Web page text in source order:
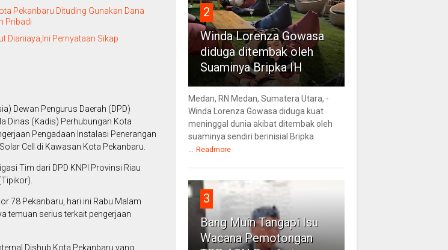
Pekanbaru Dituding Gunakan Dana
Pribadi
Dianiaya,Ini Pernyataan Sikap
Dewan Pengurus Daerah (DPD)
Dinas (Kadis) Perhubungan Kota
Pengadaan Instalasi Penerangan
Cell di Kawasan Kota Pekanbaru.
Tim dari DPD KNPI Provinsi Riau
78 Pekanbaru, hari ini Rabu Malam
temuan serius terkait pengerjaan
Dishub Kota Pekanbaru,yang
2
Winda Lorenza Gowasa
diduga ditembak oleh
Suaminya Bripka IH
Medan, RN Medan, Sumatera Utara, -
Winda Lorenza Gowasa diduga kuat
meninggal dunia akibat ditembak oleh
suaminya sendiri berinisial Bripka
Readmore
3
Bang Muin Tangapi Isu
Wacana Pemotongan